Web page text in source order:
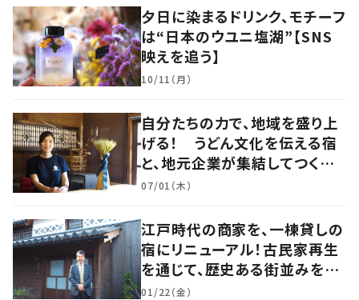
夕日に染まるドリンク、モチーフ
は“日本のウユニ塩湖”【SNS
映えを追う】
10/11（月）
自分たちの力で、地域を盛り上
げる！ うどん文化を伝える宿
と、地元企業が集結してつくり
上げた絶景宿【暮らすように滞
07/01（木）
江戸時代の商家を、一棟貸しの
宿にリニューアル！古民家再生
を通じて、歴史ある街並みを守
りたい【暮らすように滞在したく
01/22（金）